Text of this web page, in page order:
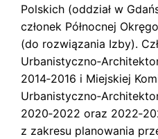
Polskich (oddział w
członek Północnej
(do rozwiązania Izby).
2014‑2016 i Miejskiej
2020‑2022 oraz
z zakresu planowania